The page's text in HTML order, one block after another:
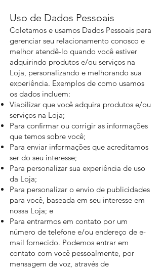
Uso de Dados Pessoais
Coletamos e usamos Dados Pessoais para
gerenciar seu relacionamento conosco e
melhor atendê-lo quando você estiver
adquirindo produtos e/ou serviços na
Loja, personalizando e melhorando sua
experiência. Exemplos de como usamos
os dados incluem:
Viabilizar que você adquira produtos e/ou
serviços na Loja;
Para confirmar ou corrigir as informações
que temos sobre você;
Para enviar informações que acreditamos
ser do seu interesse;
Para personalizar sua experiência de uso
da Loja;
Para personalizar o envio de publicidades
para você, baseada em seu interesse em
nossa Loja; e
Para entrarmos em contato por um
número de telefone e/ou endereço de e-
mail fornecido. Podemos entrar em
contato com você pessoalmente, por
mensagem de voz, através de